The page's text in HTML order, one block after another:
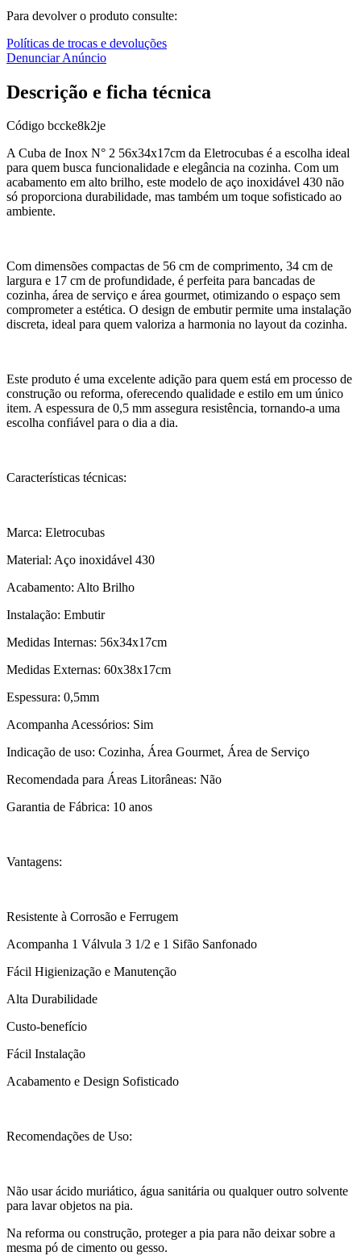
Para devolver o produto consulte:
Políticas de trocas e devoluções
Denunciar Anúncio
Descrição e ficha técnica
Código bccke8k2je
A Cuba de Inox N° 2 56x34x17cm da Eletrocubas é a escolha ideal
para quem busca funcionalidade e elegância na cozinha. Com um
acabamento em alto brilho, este modelo de aço inoxidável 430 não
só proporciona durabilidade, mas também um toque sofisticado ao
ambiente.
Com dimensões compactas de 56 cm de comprimento, 34 cm de
largura e 17 cm de profundidade, é perfeita para bancadas de
cozinha, área de serviço e área gourmet, otimizando o espaço sem
comprometer a estética. O design de embutir permite uma instalação
discreta, ideal para quem valoriza a harmonia no layout da cozinha.
Este produto é uma excelente adição para quem está em processo de
construção ou reforma, oferecendo qualidade e estilo em um único
item. A espessura de 0,5 mm assegura resistência, tornando-a uma
escolha confiável para o dia a dia.
Características técnicas:
Marca: Eletrocubas
Material: Aço inoxidável 430
Acabamento: Alto Brilho
Instalação: Embutir
Medidas Internas: 56x34x17cm
Medidas Externas: 60x38x17cm
Espessura: 0,5mm
Acompanha Acessórios: Sim
Indicação de uso: Cozinha, Área Gourmet, Área de Serviço
Recomendada para Áreas Litorâneas: Não
Garantia de Fábrica: 10 anos
Vantagens:
Resistente à Corrosão e Ferrugem
Acompanha 1 Válvula 3 1/2 e 1 Sifão Sanfonado
Fácil Higienização e Manutenção
Alta Durabilidade
Custo-benefício
Fácil Instalação
Acabamento e Design Sofisticado
Recomendações de Uso:
Não usar ácido muriático, água sanitária ou qualquer outro solvente
para lavar objetos na pia.
Na reforma ou construção, proteger a pia para não deixar sobre a
mesma pó de cimento ou gesso.